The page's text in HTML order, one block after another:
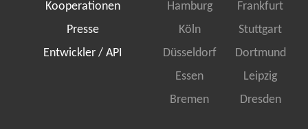
Kooperationen
Presse
Entwickler / API
Hamburg
Frankfurt
Köln
Stuttgart
Düsseldorf
Dortmund
Essen
Leipzig
Bremen
Dresden